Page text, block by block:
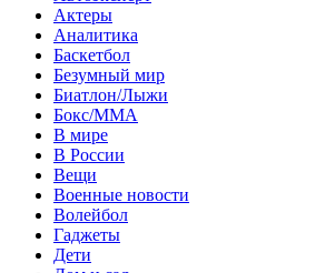
Актеры
Аналитика
Баскетбол
Безумный мир
Биатлон/Лыжи
Бокс/MMA
В мире
В России
Вещи
Военные новости
Волейбол
Гаджеты
Дети